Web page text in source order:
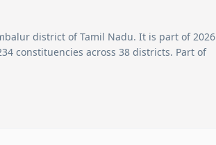
district of Tamil Nadu. It is part of 2026
constituencies across 38 districts. Part of